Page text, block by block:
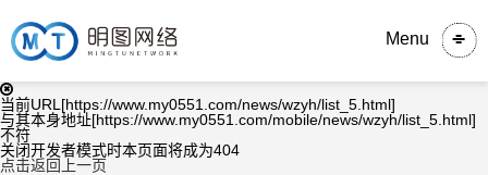
Menu
当前URL[https://www.my0551.com/news/wzyh/list_5.html]
与其本身地址[https://www.my0551.com/mobile/news/wzyh/list_5.html]
不符
关闭开发者模式时本页面将成为404
点击返回上一页